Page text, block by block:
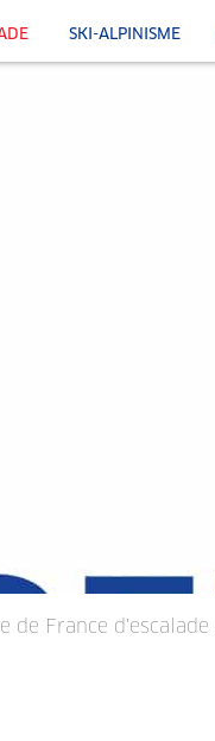
SKI-ALPINISME
de France d'escalade